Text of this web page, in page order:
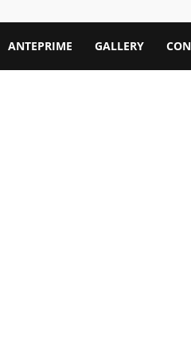
ANTEPRIME GALLERY